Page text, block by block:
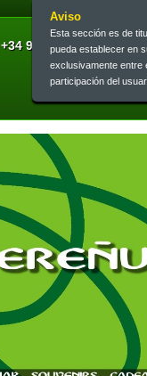
Aviso
Esta sección es de
pueda establecer en
exclusivamente entre
participación del
+34 945 13 46 73 | +34